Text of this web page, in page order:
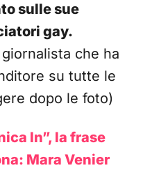
sulle sue
gay.
che ha
su tutte le
dopo le foto)
In”, la frase
Mara Venier